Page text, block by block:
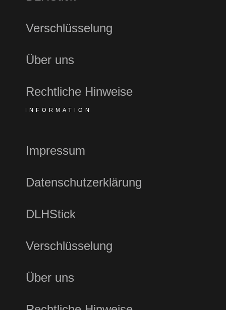
Verschlüsselung
Über uns
Rechtliche Hinweise
INFORMATION
Impressum
Datenschutzerklärung
DLHStick
Verschlüsselung
Über uns